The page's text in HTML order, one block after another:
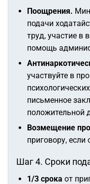
Поощрения.
подачи
труд, участие в
помощь
участвуйте в
письменное
положительной
Возмещение
приговору,
Шаг 4. Сроки
1/3 срока от